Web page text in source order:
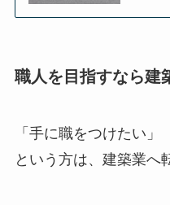
職人を目指すなら建
「手に職をつけたい」
という方は、建築業へ